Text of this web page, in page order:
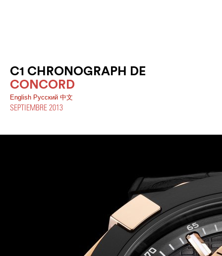
C1 CHRONOGRAPH DE
CONCORD
English Pусский 中文
SEPTIEMBRE 2013